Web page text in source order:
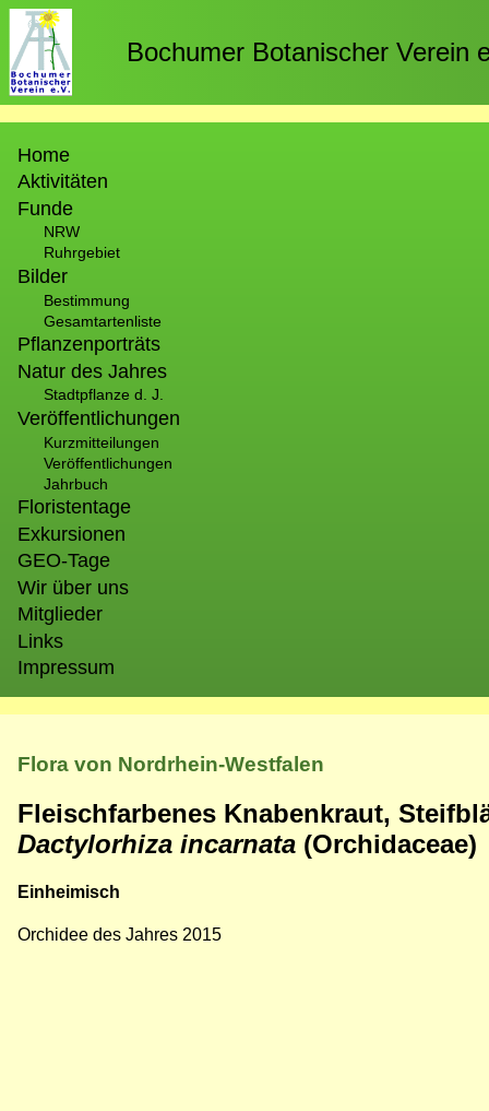
Direkt
zum
Inhalt
Bochumer Botanischer Verein
Home
Aktivitäten
Funde
NRW
Ruhrgebiet
Bilder
Bestimmung
Gesamtartenliste
Pflanzenporträts
Natur des Jahres
Stadtpflanze d. J.
Veröffentlichungen
Kurzmitteilungen
Veröffentlichungen
Jahrbuch
Floristentage
Exkursionen
GEO-Tage
Wir über uns
Mitglieder
Links
Impressum
Flora von Nordrhein-Westfalen
Fleischfarbenes Knabenkraut,
Dactylorhiza incarnata (Orchidaceae)
Einheimisch
Orchidee des Jahres 2015